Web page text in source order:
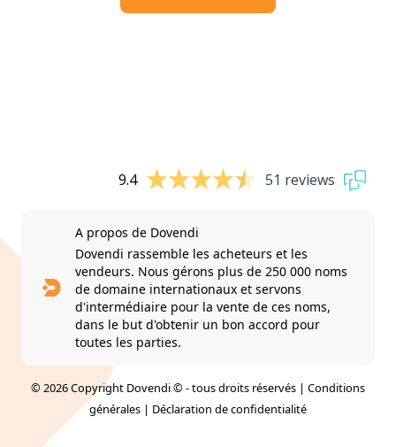
9.4 51 reviews
A propos de Dovendi
Dovendi rassemble les acheteurs et les
vendeurs. Nous gérons plus de 250 000 noms
de domaine internationaux et servons
d'intermédiaire pour la vente de ces noms,
dans le but d'obtenir un bon accord pour
toutes les parties.
© 2026 Copyright Dovendi © - tous droits réservés | Conditions
générales | Déclaration de confidentialité